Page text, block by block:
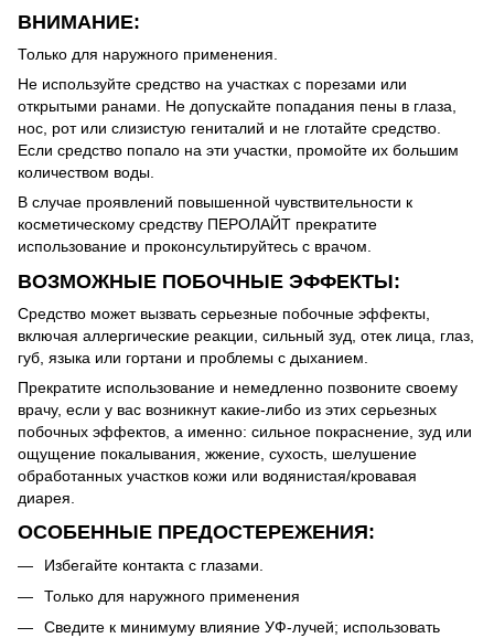
ВНИМАНИЕ:
Только для наружного применения.
Не используйте средство на участках с порезами или
открытыми ранами. Не допускайте попадания пены в глаза,
нос, рот или слизистую гениталий и не глотайте средство.
Если средство попало на эти участки, промойте их большим
количеством воды.
В случае проявлений повышенной чувствительности к
косметическому средству ПЕРОЛАЙТ прекратите
использование и проконсультируйтесь с врачом.
ВОЗМОЖНЫЕ ПОБОЧНЫЕ ЭФФЕКТЫ:
Средство может вызвать серьезные побочные эффекты,
включая аллергические реакции, сильный зуд, отек лица, глаз,
губ, языка или гортани и проблемы с дыханием.
Прекратите использование и немедленно позвоните своему
врачу, если у вас возникнут какие-либо из этих серьезных
побочных эффектов, а именно: сильное покраснение, зуд или
ощущение покалывания, жжение, сухость, шелушение
обработанных участков кожи или водянистая/кровавая
диарея.
ОСОБЕННЫЕ ПРЕДОСТЕРЕЖЕНИЯ:
Избегайте контакта с глазами.
Только для наружного применения
Сведите к минимуму влияние УФ-лучей; использовать